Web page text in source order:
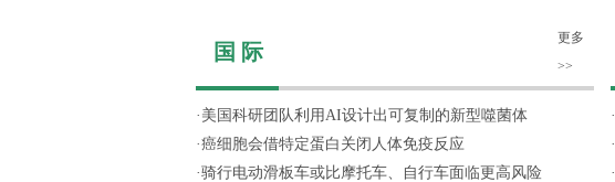
国 际
更多
>>
· 美国科研团队利用AI设计出可复制的新型噬菌体
·癌细胞会借特定蛋白关闭人体免疫反应
·骑行电动滑板车或比摩托车、自行车面临更高风险
·
·
·